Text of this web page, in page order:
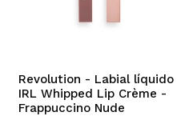
Revolution - Labial líquido
IRL Whipped Lip Crème -
Frappuccino Nude